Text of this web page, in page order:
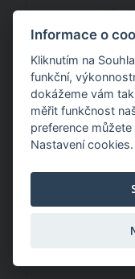
52,28 Kč/ ks
Informace o
Kliknutím na
funkční,
dokážeme vám
měřit funkčnost
preference
Nastavení cookies.